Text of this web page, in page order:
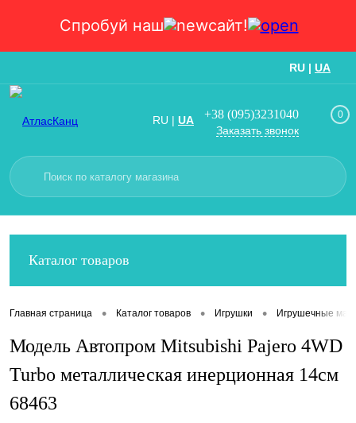
Спробуй наш сайт!
RU | UA
RU | UA +38 (095)3231040
Заказать звонок
0
Каталог товаров
Главная страница • Каталог товаров • Игрушки • Игрушечные
Модель Автопром Mitsubishi Pajero 4WD
Turbo металлическая инерционная 14см
68463